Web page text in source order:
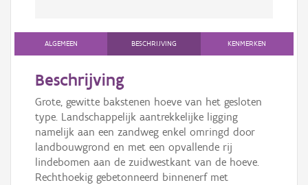
ALGEMEEN BESCHRIJVING KENMERKEN
Beschrijving
Grote, gewitte bakstenen hoeve van het gesloten
type. Landschappelijk aantrekkelijke ligging
namelijk aan een zandweg enkel omringd door
landbouwgrond en met een opvallende rij
lindebomen aan de zuidwestkant van de hoeve.
Rechthoekig gebetonneerd binnenerf met